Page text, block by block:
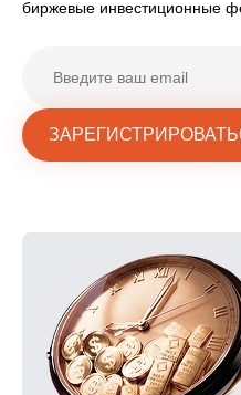
биржевые инвестиционные